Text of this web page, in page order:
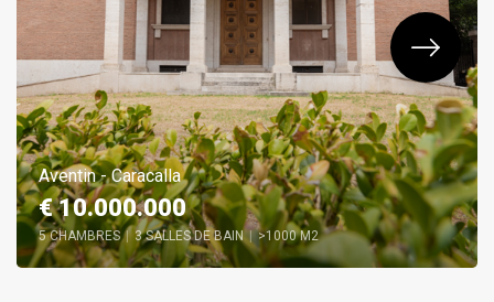
Aventin - Caracalla
€ 10.000.000
5 CHAMBRES | 3 SALLES DE BAIN | >1000 M2